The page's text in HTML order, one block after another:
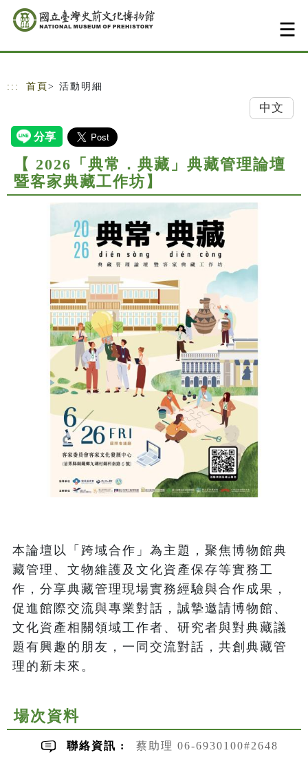
跳到主要內容
網站導覽
::: 首頁 > 活動明細
中文
【 2026「典常．典藏」典藏管理論壇
暨客家典藏工作坊】
本論壇以「跨域合作」為主題，聚焦博物館典
藏管理、文物維護及文化資產保存等實務工
作，分享典藏管理現場實務經驗與合作成果，
促進館際交流與專業對話，誠摯邀請博物館、
文化資產相關領域工作者、研究者與對典藏議
題有興趣的朋友，一同交流對話，共創典藏管
理的新未來。
場次資料
聯絡資訊 : 蔡助理 06-6930100#2648